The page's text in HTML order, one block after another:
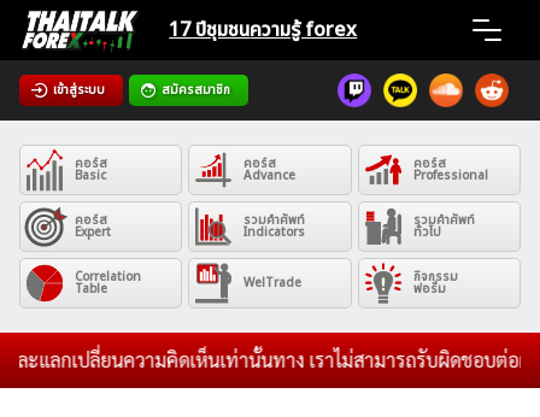
Skip
content
17 ปีชุมชนความรู้ forex
เข้าสู่ระบบ สมัครสมาชิก
Home
News
Articles
VPS Register
คอร์ส
Basic
คอร์ส
Advance
คอร์ส
Professional
คอร์ส
Expert
รวมคำศัพท์
Indicators
รวมคำศัพท์
ทั่วไป
Correlation
Table WelTrade กิจกรรม
ฟอรั่ม
ะแลกเปลี่ยนความคิดเห็นเท่านั้นทาง เราไม่สามารถรับผิดชอบต่อผล